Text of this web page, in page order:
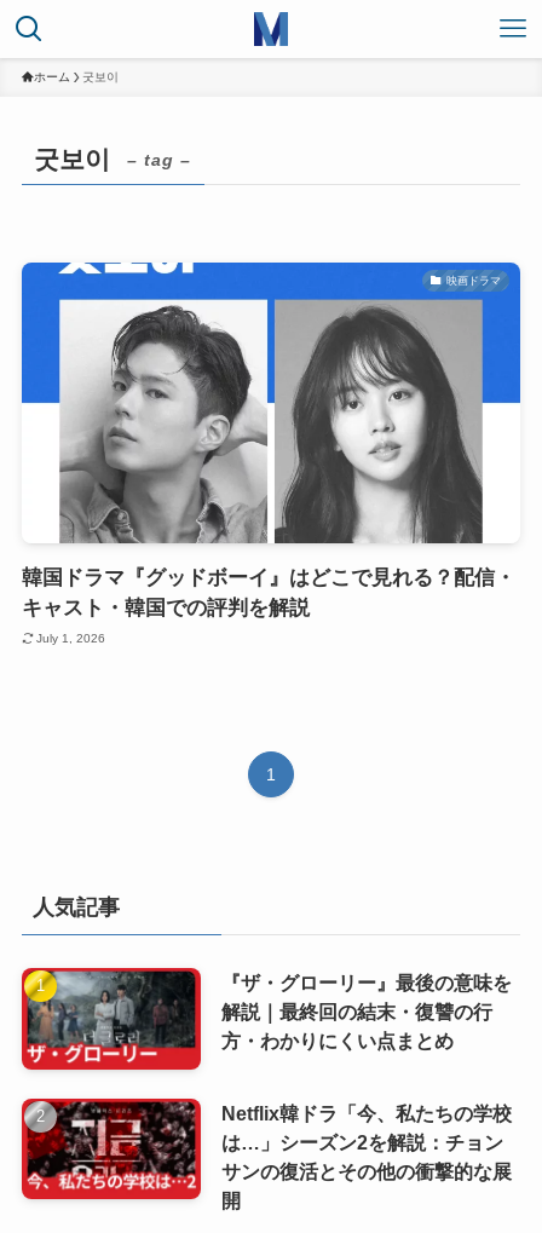
ホーム 굿보이
굿보이 – tag –
映画ドラマ
韓国ドラマ『グッドボーイ』はどこで見れる？配信・
キャスト・韓国での評判を解説
July 1, 2026
1
人気記事
『ザ・グローリー』最後の意味を
解説｜最終回の結末・復讐の行
方・わかりにくい点まとめ
Netflix韓ドラ「今、私たちの学校
は…」シーズン2を解説：チョン
サンの復活とその他の衝撃的な展
開